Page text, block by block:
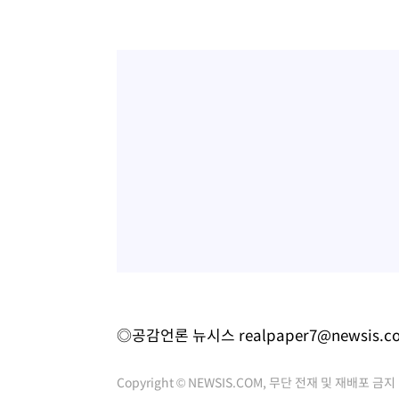
◎공감언론 뉴시스
Copyright © NEWSIS.COM, 무단 전재 및 재배포 금지